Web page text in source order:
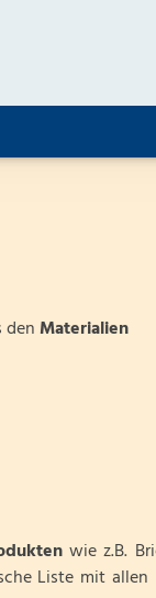
Materialien
wie z.B.
Liste mit